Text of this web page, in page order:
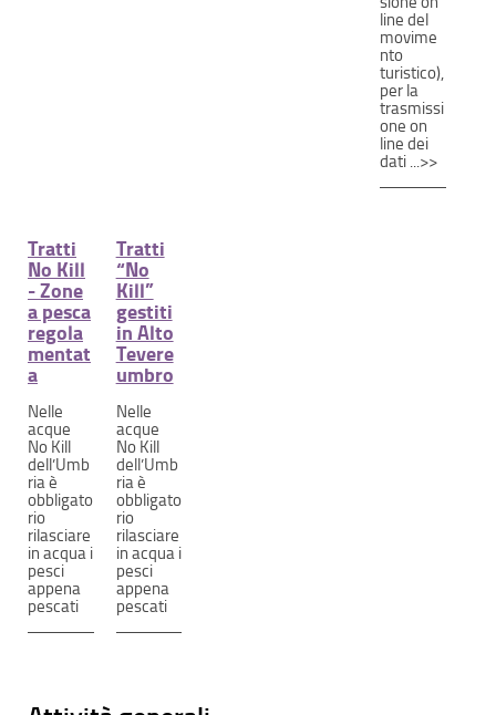
line del
movime
nto
turistico),
per la
trasmissi
one on
line dei
dati ...>>
Tratti
No Kill
- Zone
a pesca
regola
mentat
a
Nelle
acque
No Kill
dell’Umb
ria è
obbligato
rio
rilasciare
in acqua i
pesci
appena
pescati
Tratti
“No
Kill”
gestiti
in Alto
Tevere
umbro
Nelle
acque
No Kill
dell’Umb
ria è
obbligato
rio
rilasciare
in acqua i
pesci
appena
pescati